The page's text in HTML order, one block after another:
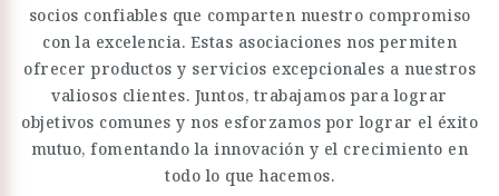
socios confiables que comparten nuestro compromiso
con la excelencia. Estas asociaciones nos permiten
ofrecer productos y servicios excepcionales a nuestros
valiosos clientes. Juntos, trabajamos para lograr
objetivos comunes y nos esforzamos por lograr el éxito
mutuo, fomentando la innovación y el crecimiento en
todo lo que hacemos.